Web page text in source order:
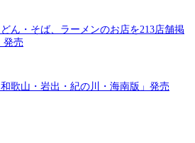
ん・そば、ラーメンのお店を213店舗掲
発売
和歌山・岩出・紀の川・海南版」発売